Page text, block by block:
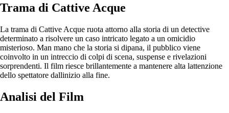
Trama di Cattive Acque
La trama di Cattive Acque ruota attorno alla storia di un detective
determinato a risolvere un caso intricato legato a un omicidio
misterioso. Man mano che la storia si dipana, il pubblico viene
coinvolto in un intreccio di colpi di scena, suspense e rivelazioni
sorprendenti. Il film riesce brillantemente a mantenere alta lattenzione
dello spettatore dallinizio alla fine.
Analisi del Film